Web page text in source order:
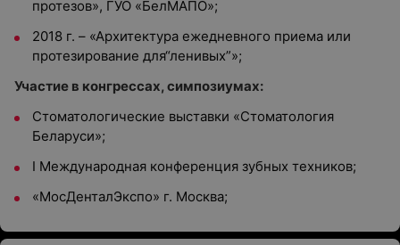
протезов», ГУО «БелМАПО»;
2018 г. – «Архитектура ежедневного приема или
протезирование для“ленивых”»;
Участие в конгрессах, симпозиумах:
Стоматологические выставки «Стоматология
Беларуси»;
I Международная конференция зубных техников;
«МосДенталЭкспо» г. Москва;